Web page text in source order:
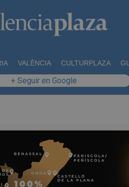
VALÈNCIA CULTURPLAZA
+ Seguir en Google